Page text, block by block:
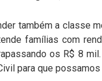
também a classe
famílias com
os R$ 8
para que